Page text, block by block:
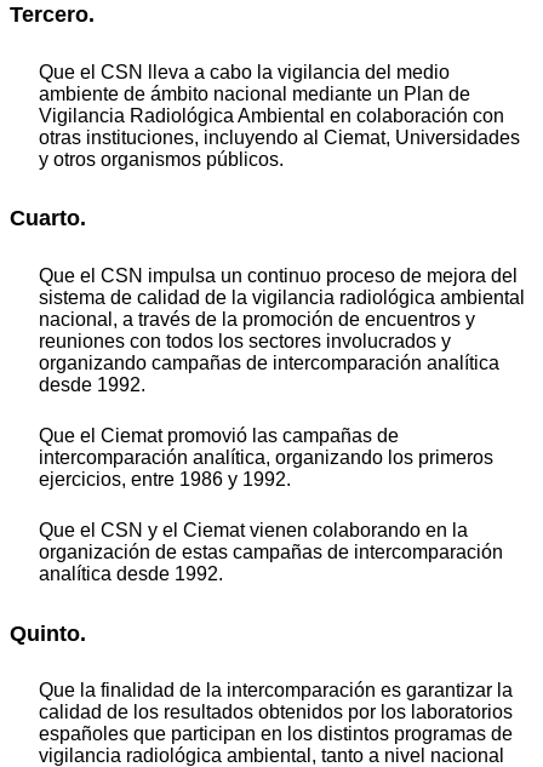
Tercero.
Que el CSN lleva a cabo la vigilancia del medio
ambiente de ámbito nacional mediante un Plan de
Vigilancia Radiológica Ambiental en colaboración con
otras instituciones, incluyendo al Ciemat, Universidades
y otros organismos públicos.
Cuarto.
Que el CSN impulsa un continuo proceso de mejora del
sistema de calidad de la vigilancia radiológica ambiental
nacional, a través de la promoción de encuentros y
reuniones con todos los sectores involucrados y
organizando campañas de intercomparación analítica
desde 1992.
Que el Ciemat promovió las campañas de
intercomparación analítica, organizando los primeros
ejercicios, entre 1986 y 1992.
Que el CSN y el Ciemat vienen colaborando en la
organización de estas campañas de intercomparación
analítica desde 1992.
Quinto.
Que la finalidad de la intercomparación es garantizar la
calidad de los resultados obtenidos por los laboratorios
españoles que participan en los distintos programas de
vigilancia radiológica ambiental, tanto a nivel nacional